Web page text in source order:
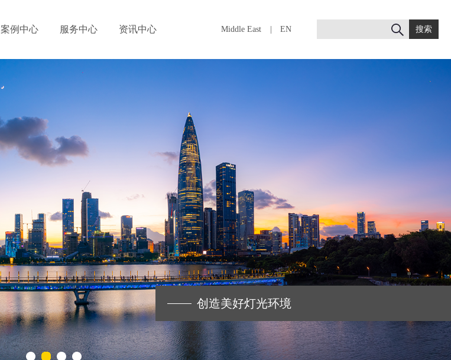
案例中心 服务中心 资讯中心 Middle East EN
创造美好灯光环境
创造美好灯光环境